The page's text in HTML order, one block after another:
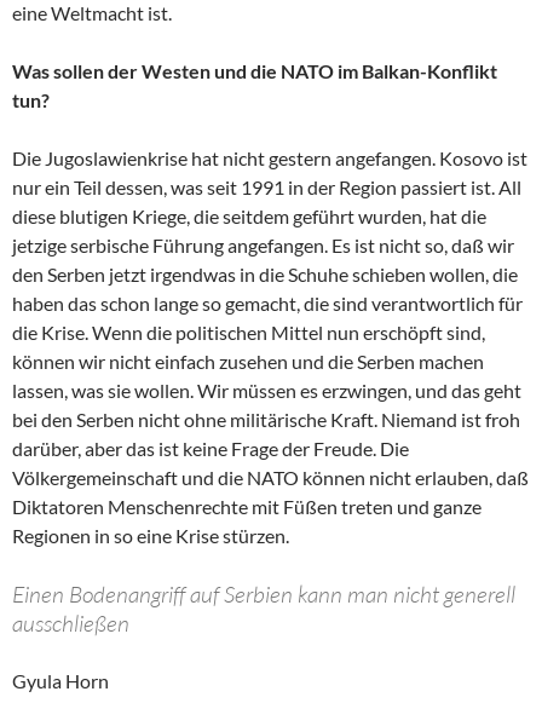
eine Weltmacht ist.
Was sollen der Westen und die NATO im Balkan-Konflikt
tun?
Die Jugoslawienkrise hat nicht gestern angefangen. Kosovo ist
nur ein Teil dessen, was seit 1991 in der Region passiert ist. All
diese blutigen Kriege, die seitdem geführt wurden, hat die
jetzige serbische Führung angefangen. Es ist nicht so, daß wir
den Serben jetzt irgendwas in die Schuhe schieben wollen, die
haben das schon lange so gemacht, die sind verantwortlich für
die Krise. Wenn die politischen Mittel nun erschöpft sind,
können wir nicht einfach zusehen und die Serben machen
lassen, was sie wollen. Wir müssen es erzwingen, und das geht
bei den Serben nicht ohne militärische Kraft. Niemand ist froh
darüber, aber das ist keine Frage der Freude. Die
Völkergemeinschaft und die NATO können nicht erlauben, daß
Diktatoren Menschenrechte mit Füßen treten und ganze
Regionen in so eine Krise stürzen.
Einen Bodenangriff auf Serbien kann man nicht generell
ausschließen
Gyula Horn